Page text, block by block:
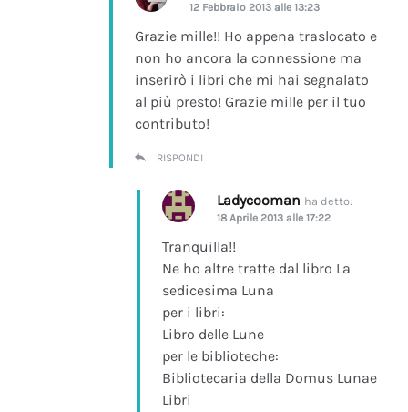
12 Febbraio 2013 alle 13:23
Grazie mille!! Ho appena traslocato e
non ho ancora la connessione ma
inserirò i libri che mi hai segnalato
al più presto! Grazie mille per il tuo
contributo!
RISPONDI
Ladycooman ha detto:
18 Aprile 2013 alle 17:22
Tranquilla!!
Ne ho altre tratte dal libro La
sedicesima Luna
per i libri:
Libro delle Lune
per le biblioteche:
Bibliotecaria della Domus Lunae
Libri